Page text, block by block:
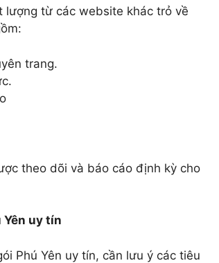
lượng từ các website khác trỏ về
trang.
theo dõi và báo cáo định kỳ cho
Yên uy tín
Phú Yên uy tín, cần lưu ý các tiêu